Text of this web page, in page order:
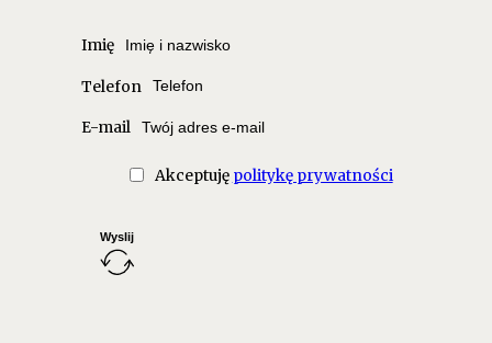
Imię
Telefon
E-mail
Akceptuję politykę prywatności
Wyslij